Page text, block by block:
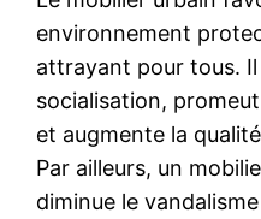
environnement
attrayant pour tous.
socialisation,
et augmente la
Par ailleurs, un
diminue le